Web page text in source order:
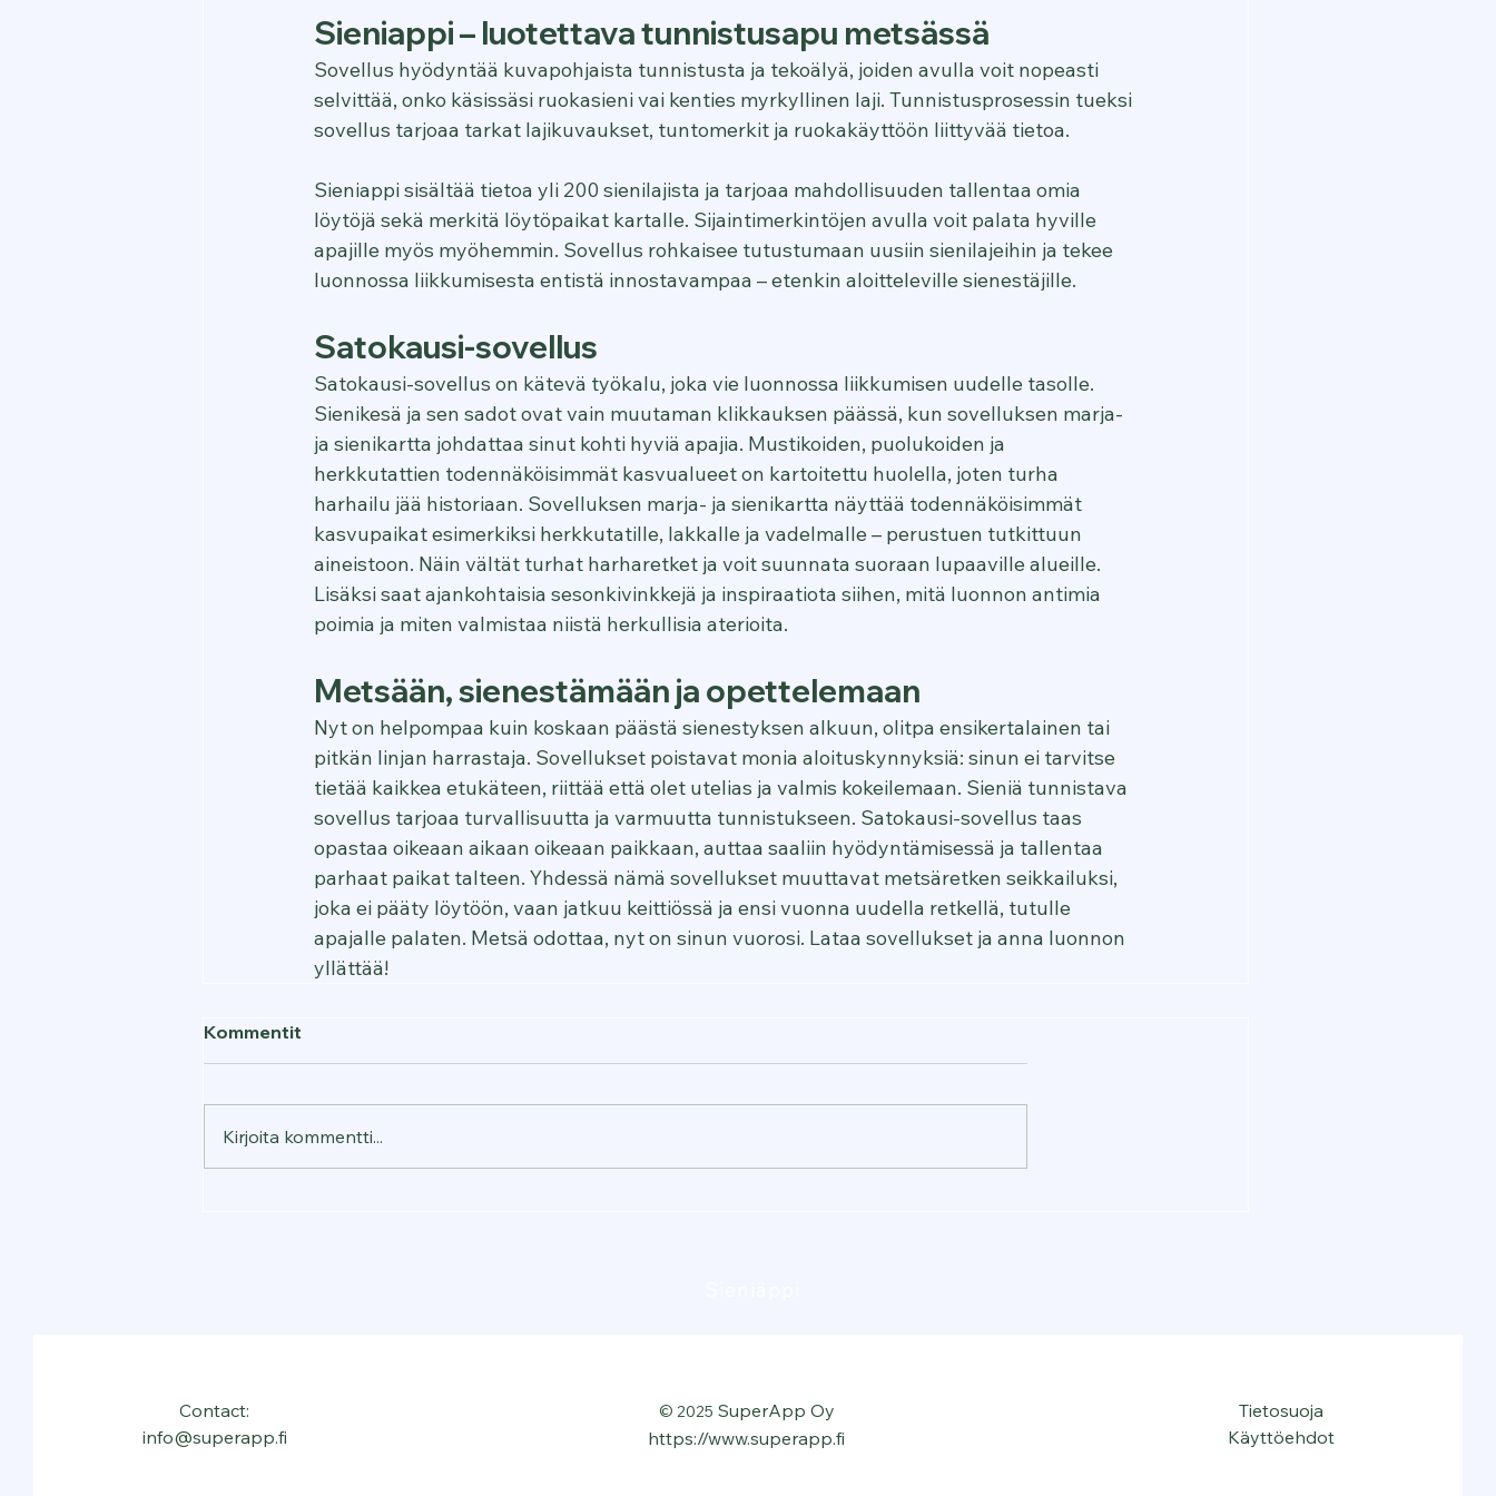
Sieniappi – luotettava tunnistusapu metsässä
Sovellus hyödyntää kuvapohjaista tunnistusta ja tekoälyä, joiden avulla voit nopeasti
selvittää, onko käsissäsi ruokasieni vai kenties myrkyllinen laji. Tunnistusprosessin tueksi
sovellus tarjoaa tarkat lajikuvaukset, tuntomerkit ja ruokakäyttöön liittyvää tietoa.
Sieniappi sisältää tietoa yli 200 sienilajista ja tarjoaa mahdollisuuden tallentaa omia
löytöjä sekä merkitä löytöpaikat kartalle. Sijaintimerkintöjen avulla voit palata hyville
apajille myös myöhemmin. Sovellus rohkaisee tutustumaan uusiin sienilajeihin ja tekee
luonnossa liikkumisesta entistä innostavampaa – etenkin aloitteleville sienestäjille.
Satokausi-sovellus
Satokausi-sovellus on kätevä työkalu, joka vie luonnossa liikkumisen uudelle tasolle.
Sienikesä ja sen sadot ovat vain muutaman klikkauksen päässä, kun sovelluksen marja-
ja sienikartta johdattaa sinut kohti hyviä apajia. Mustikoiden, puolukoiden ja
herkkutattien todennäköisimmät kasvualueet on kartoitettu huolella, joten turha
harhailu jää historiaan. Sovelluksen marja- ja sienikartta näyttää todennäköisimmät
kasvupaikat esimerkiksi herkkutatille, lakkalle ja vadelmalle – perustuen tutkittuun
aineistoon. Näin vältät turhat harharetket ja voit suunnata suoraan lupaaville alueille.
Lisäksi saat ajankohtaisia sesonkivinkkejä ja inspiraatiota siihen, mitä luonnon antimia
poimia ja miten valmistaa niistä herkullisia aterioita.
Metsään, sienestämään ja opettelemaan
Nyt on helpompaa kuin koskaan päästä sienestyksen alkuun, olitpa ensikertalainen tai
pitkän linjan harrastaja. Sovellukset poistavat monia aloituskynnyksiä: sinun ei tarvitse
tietää kaikkea etukäteen, riittää että olet utelias ja valmis kokeilemaan. Sieniä tunnistava
sovellus tarjoaa turvallisuutta ja varmuutta tunnistukseen. Satokausi-sovellus taas
opastaa oikeaan aikaan oikeaan paikkaan, auttaa saaliin hyödyntämisessä ja tallentaa
parhaat paikat talteen. Yhdessä nämä sovellukset muuttavat metsäretken seikkailuksi,
joka ei pääty löytöön, vaan jatkuu keittiössä ja ensi vuonna uudella retkellä, tutulle
apajalle palaten. Metsä odottaa, nyt on sinun vuorosi. Lataa sovellukset ja anna luonnon
yllättää!
Kommentit
Kirjoita kommentti...
Contact:
info@superapp.fi
© 2025 SuperApp Oy
https://www.superapp.fi
Tietosuoja
Käyttöehdot